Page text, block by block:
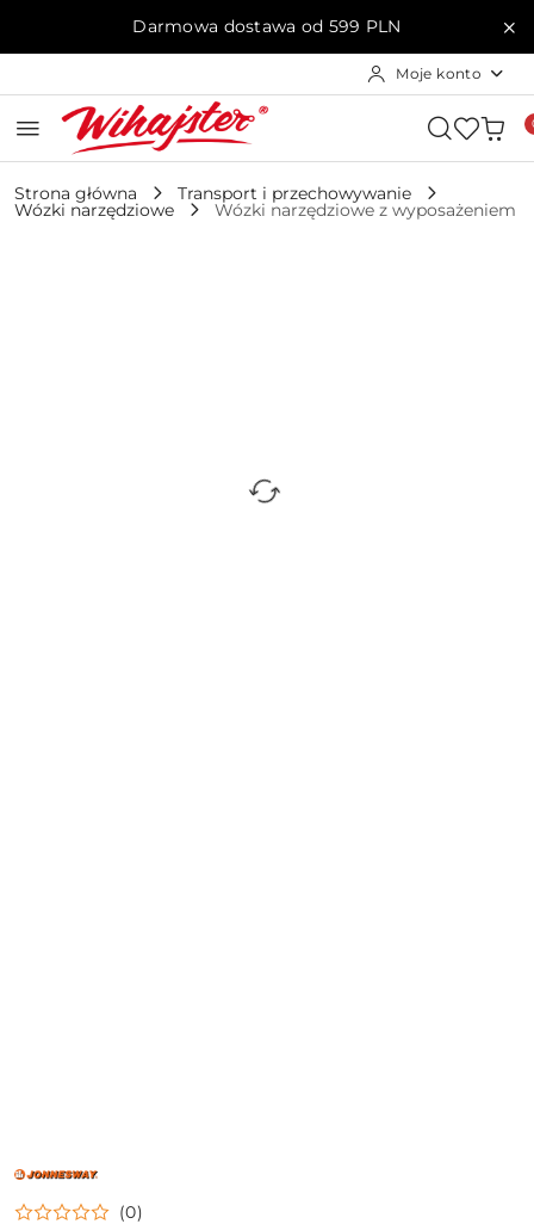
Przejdź do treści głównej
Przejdź do wyszukiwarki
Przejdź do moje konto
Przejdź do menu głównego
Przejdź do opisu produktu
Przejdź do stopkiDarmowa dostawa od 599 PLN
Moje konto
Strona główna Transport i przechowywanie
Wózki narzędziowe Wózki narzędziowe z wyposażeniem
NAZWA
PRODUCENTA:
JONNESWAY
(0)